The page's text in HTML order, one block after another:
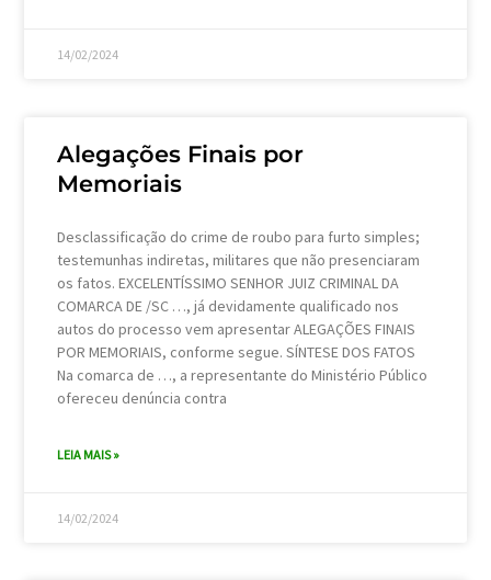
14/02/2024
Alegações Finais por
Memoriais
Desclassificação do crime de roubo para furto simples;
testemunhas indiretas, militares que não presenciaram
os fatos. EXCELENTÍSSIMO SENHOR JUIZ CRIMINAL DA
COMARCA DE /SC …, já devidamente qualificado nos
autos do processo vem apresentar ALEGAÇÕES FINAIS
POR MEMORIAIS, conforme segue. SÍNTESE DOS FATOS
Na comarca de …, a representante do Ministério Público
ofereceu denúncia contra
LEIA MAIS »
14/02/2024